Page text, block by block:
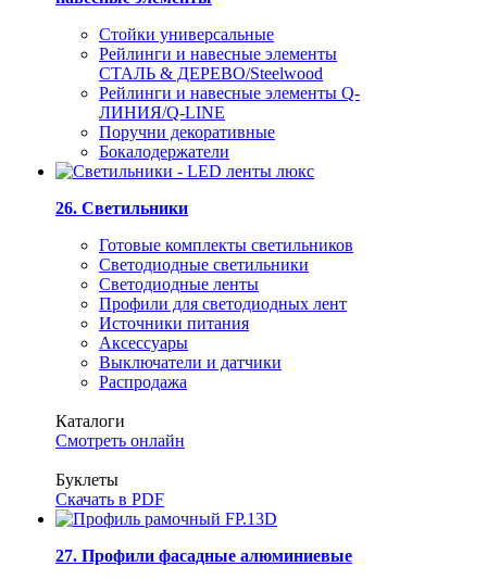
Стойки универсальные
Рейлинги и навесные элементы
СТАЛЬ & ДЕРЕВО/Steelwood
Рейлинги и навесные элементы Q-
ЛИНИЯ/Q-LINE
Поручни декоративные
Бокалодержатели
26. Светильники
Готовые комплекты светильников
Светодиодные светильники
Светодиодные ленты
Профили для светодиодных лент
Источники питания
Аксессуары
Выключатели и датчики
Распродажа
Каталоги
Смотреть онлайн
Буклеты
Скачать в PDF
27. Профили фасадные алюминиевые